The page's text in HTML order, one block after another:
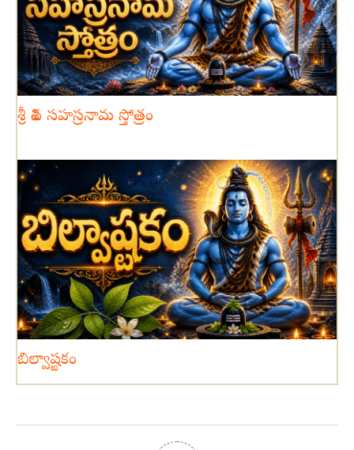
శ్రీ శివ సహస్రనామ స్తోత్రం
బిల్వాష్టకం